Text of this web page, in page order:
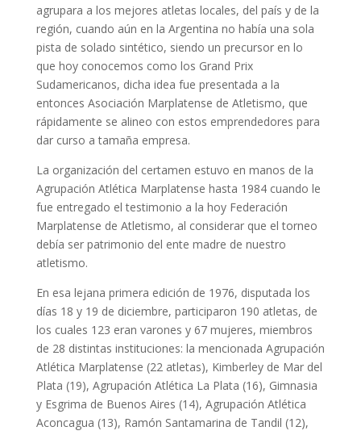
agrupara a los mejores atletas locales, del país y de la
región, cuando aún en la Argentina no había una sola
pista de solado sintético, siendo un precursor en lo
que hoy conocemos como los Grand Prix
Sudamericanos, dicha idea fue presentada a la
entonces Asociación Marplatense de Atletismo, que
rápidamente se alineo con estos emprendedores para
dar curso a tamaña empresa.
La organización del certamen estuvo en manos de la
Agrupación Atlética Marplatense hasta 1984 cuando le
fue entregado el testimonio a la hoy Federación
Marplatense de Atletismo, al considerar que el torneo
debía ser patrimonio del ente madre de nuestro
atletismo.
En esa lejana primera edición de 1976, disputada los
días 18 y 19 de diciembre, participaron 190 atletas, de
los cuales 123 eran varones y 67 mujeres, miembros
de 28 distintas instituciones: la mencionada Agrupación
Atlética Marplatense (22 atletas), Kimberley de Mar del
Plata (19), Agrupación Atlética La Plata (16), Gimnasia
y Esgrima de Buenos Aires (14), Agrupación Atlética
Aconcagua (13), Ramón Santamarina de Tandil (12),